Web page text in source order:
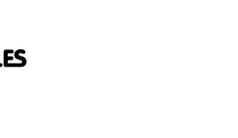
Jewelry